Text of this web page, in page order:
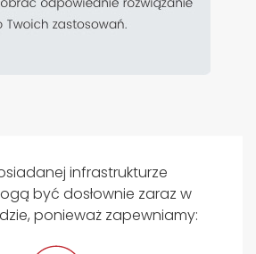
infrastrukturze
być dosłownie zaraz w
ponieważ zapewniamy: